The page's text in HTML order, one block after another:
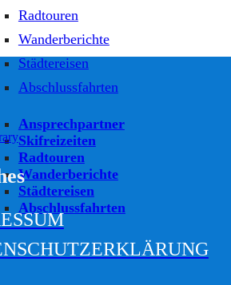
Radtouren
Wanderberichte
Städtereisen
Abschlussfahrten
Ansprechpartner
Skifreizeiten
Radtouren
Wanderberichte
Städtereisen
Abschlussfahrten